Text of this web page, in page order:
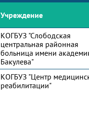
Учреждение
КОГБУЗ "Слободская
центральная районная
больница имени
Бакулева"
КОГБУЗ "Центр
реабилитации"